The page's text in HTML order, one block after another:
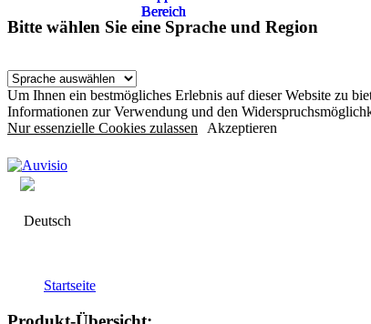
Bitte wählen Sie eine Sprache und Region
Um Ihnen ein bestmögliches Erlebnis auf dieser Website zu
Informationen zur Verwendung und den
Nur essenzielle Cookies zulassen Akzeptieren
Deutsch
Startseite
Bereich
Bereich
Bereich
Bereich